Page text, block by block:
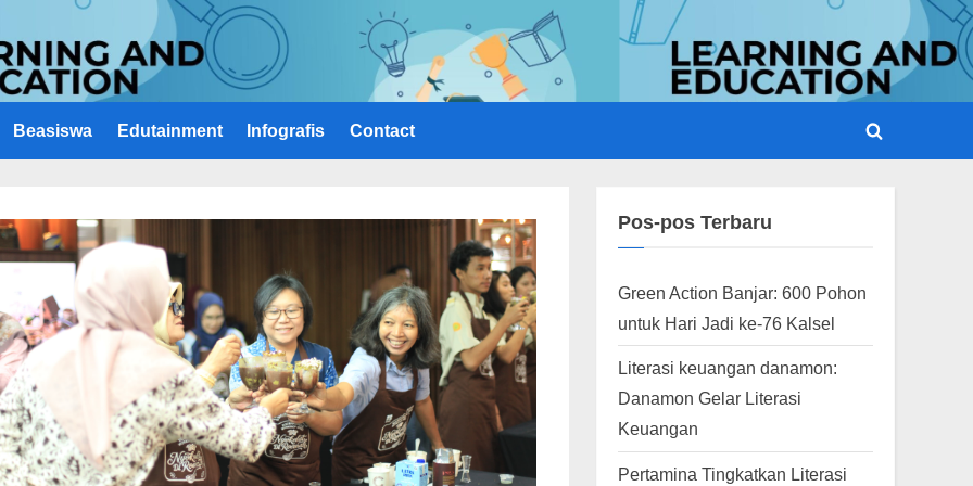
Beasiswa Edutainment Infografis Contact
Toggle
Pos-pos Terbaru
Green Action Banjar: 600 Pohon
untuk Hari Jadi ke-76 Kalsel
Literasi keuangan danamon:
Danamon Gelar Literasi
Keuangan
Pertamina Tingkatkan Literasi